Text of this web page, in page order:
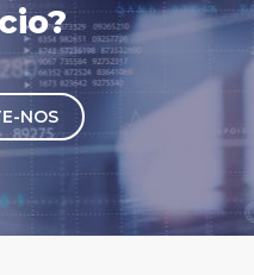
NOS